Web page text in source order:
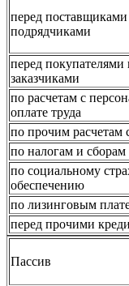
перед
подрядчиками
перед покупателями
заказчиками
по расчетам с
оплате труда
по прочим расчетам
по налогам и сборам
по социальному
обеспечению
по лизинговым
перед прочими
Пассив